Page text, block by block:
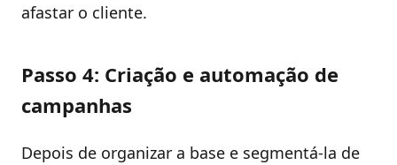
afastar o cliente.
Passo 4: Criação e automação de
campanhas
Depois de organizar a base e segmentá-la de